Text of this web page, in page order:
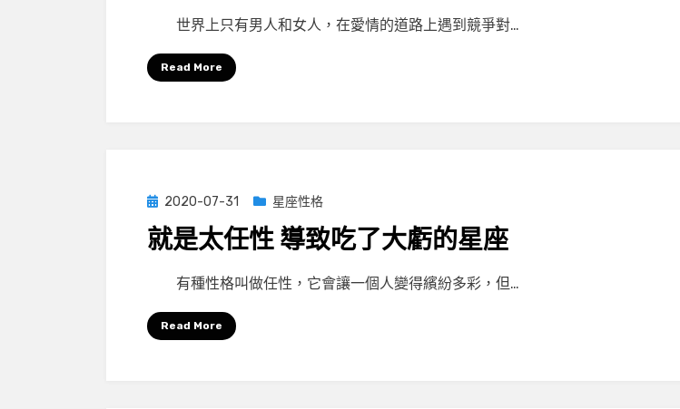
by小編
世界上只有男人和女人，在愛情的道路上遇到競爭對…
Read More
Posted
on
2020-07-31 星座性格
就是太任性 導致吃了大虧的星座
by小編
有種性格叫做任性，它會讓一個人變得繽紛多彩，但…
Read More